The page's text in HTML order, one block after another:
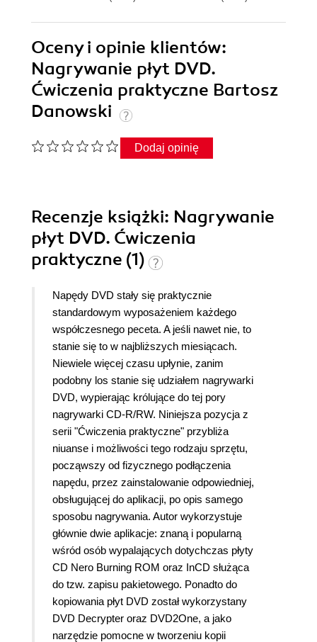
Oceny i opinie klientów:
Nagrywanie płyt DVD.
Ćwiczenia praktyczne Bartosz
Danowski
Dodaj opinię
Recenzje książki: Nagrywanie
płyt DVD. Ćwiczenia
praktyczne (1)
Napędy DVD stały się praktycznie
standardowym wyposażeniem każdego
współczesnego peceta. A jeśli nawet nie, to
stanie się to w najbliższych miesiącach.
Niewiele więcej czasu upłynie, zanim
podobny los stanie się udziałem nagrywarki
DVD, wypierając królujące do tej pory
nagrywarki CD-R/RW. Niniejsza pozycja z
serii "Ćwiczenia praktyczne" przybliża
niuanse i możliwości tego rodzaju sprzętu,
począwszy od fizycznego podłączenia
napędu, przez zainstalowanie odpowiedniej,
obsługującej do aplikacji, po opis samego
sposobu nagrywania. Autor wykorzystuje
głównie dwie aplikacje: znaną i popularną
wśród osób wypalających dotychczas płyty
CD Nero Burning ROM oraz InCD służąca
do tzw. zapisu pakietowego. Ponadto do
kopiowania płyt DVD został wykorzystany
DVD Decrypter oraz DVD2One, a jako
narzędzie pomocne w tworzeniu kopii